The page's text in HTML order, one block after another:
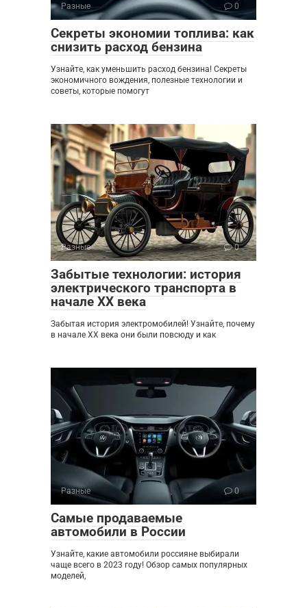
Разные 0
Секреты экономии топлива: как
снизить расход бензина
Узнайте, как уменьшить расход бензина! Секреты
экономичного вождения, полезные технологии и
советы, которые помогут
Разные 0
Забытые технологии: история
электрического транспорта в
начале XX века
Забытая история электромобилей! Узнайте, почему
в начале XX века они были повсюду и как
Разные 0
Самые продаваемые
автомобили в России
Узнайте, какие автомобили россияне выбирали
чаще всего в 2023 году! Обзор самых популярных
моделей,